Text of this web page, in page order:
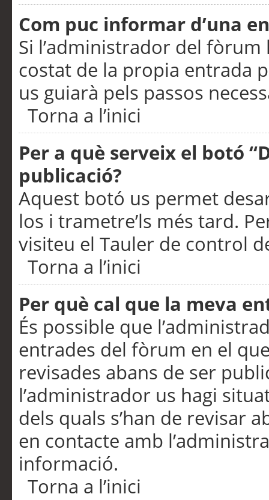
Com puc informar d’una
Si l’administrador del
costat de la propia entrada
us guiarà pels passos
Torna a l’inici
Per a què serveix el botó
publicació?
Aquest botó us permet
los i trametre’ls més tard.
visiteu el Tauler de control
Torna a l’inici
Per què cal que la meva
És possible que
entrades del fòrum en el
revisades abans de ser
l’administrador us hagi
dels quals s’han de revisar
en contacte amb
informació.
Torna a l’inici